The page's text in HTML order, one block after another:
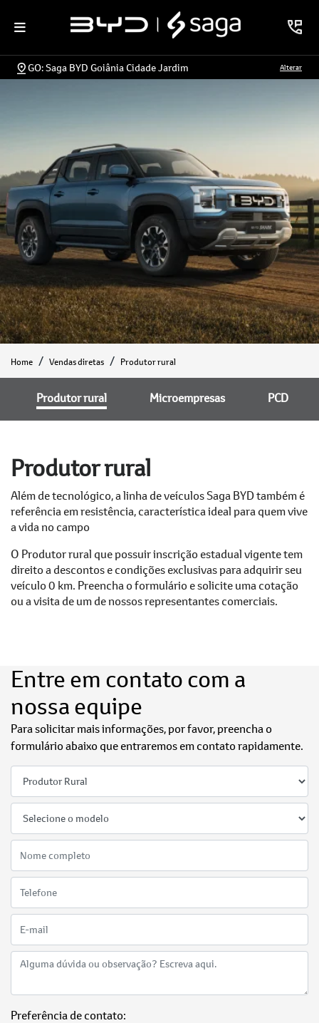
GO: Saga BYD Goiânia Cidade Jardim Alterar
Home Vendas diretas Produtor rural
Microempresas PCD
Produtor rural
Produtor rural
Além de tecnológico, a linha de veículos Saga BYD também é
referência em resistência, característica ideal para quem vive
a vida no campo
O Produtor rural que possuir inscrição estadual vigente tem
direito a descontos e condições exclusivas para adquirir seu
veículo 0 km. Preencha o formulário e solicite uma cotação
ou a visita de um de nossos representantes comerciais.
Entre em contato com a
nossa equipe
Para solicitar mais informações, por favor, preencha o
formulário abaixo que entraremos em contato rapidamente.
Preferência de contato: